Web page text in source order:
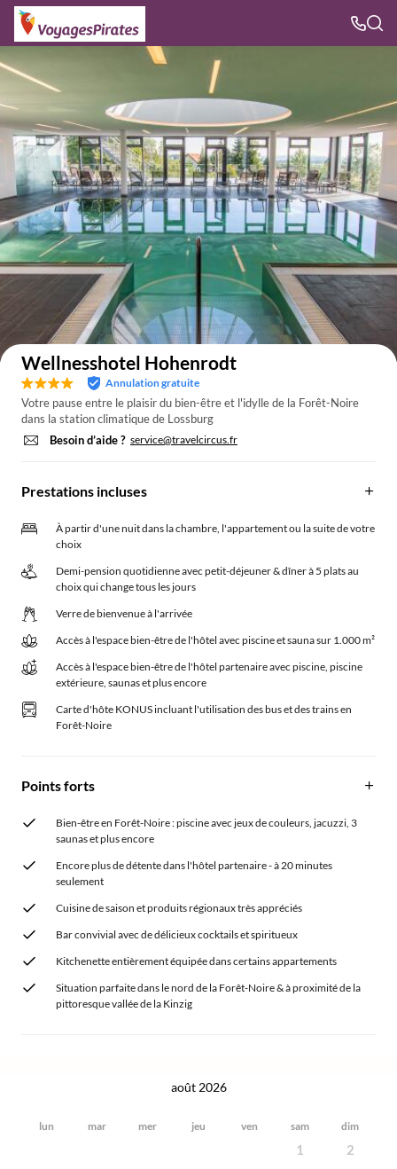
Voir sur la carte
Wellnesshotel Hohenrodt
Annulation gratuite
Votre pause entre le plaisir du bien-être et l'idylle de la Forêt-Noire
dans la station climatique de Lossburg
Besoin d’aide ? service@travelcircus.fr
Prestations incluses
À partir d'une nuit dans la chambre, l'appartement ou la suite de votre
choix
Demi-pension quotidienne avec petit-déjeuner & dîner à 5 plats au
choix qui change tous les jours
Verre de bienvenue à l'arrivée
Accès à l'espace bien-être de l'hôtel avec piscine et sauna sur 1.000 m²
Accès à l'espace bien-être de l'hôtel partenaire avec piscine, piscine
extérieure, saunas et plus encore
Carte d'hôte KONUS incluant l'utilisation des bus et des trains en
Forêt-Noire
Points forts
Bien-être en Forêt-Noire : piscine avec jeux de couleurs, jacuzzi, 3
saunas et plus encore
Encore plus de détente dans l'hôtel partenaire - à 20 minutes
seulement
Cuisine de saison et produits régionaux très appréciés
Bar convivial avec de délicieux cocktails et spiritueux
Kitchenette entièrement équipée dans certains appartements
Situation parfaite dans le nord de la Forêt-Noire & à proximité de la
pittoresque vallée de la Kinzig
août 2026
lun mar mer jeu ven sam dim
1
2